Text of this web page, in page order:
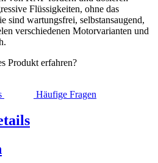
Flüssigkeiten, ohne das
sind wartungsfrei, selbstansaugend,
verschiedenen Motorvarianten und
Produkt erfahren?
Häufige Fragen